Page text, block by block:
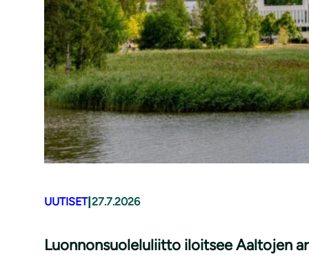
UUTISET| 27.7.2026
Luonnonsuoleluliitto iloitsee Aaltojen